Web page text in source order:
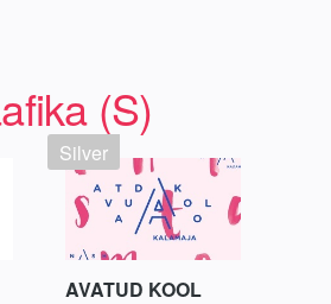
(S)
AVATUD KOOL
Silver